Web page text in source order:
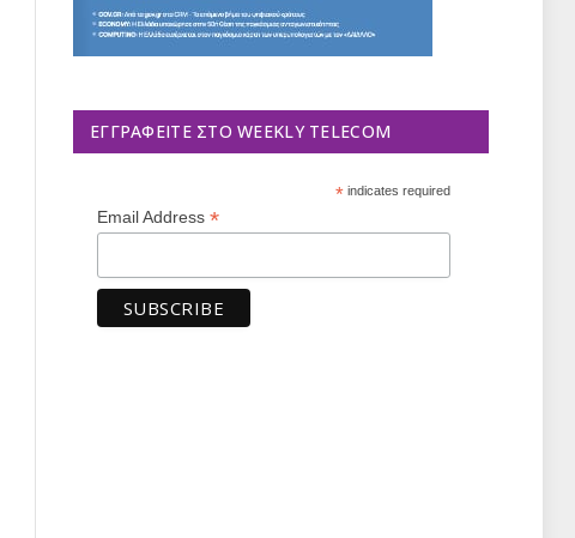
ΕΓΓΡΑΦΕΊΤΕ ΣΤΟ WEEKLY TELECOM
*indicates required
Email Address *